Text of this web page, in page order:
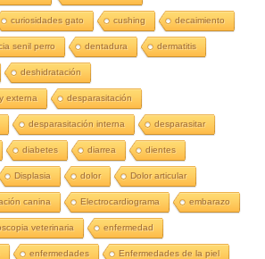
curiosidades gato cushing decaimiento
senil perro dentadura dermatitis
deshidratación
externa desparasitación
desparasitación interna desparasitar
diabetes diarrea dientes
Displasia dolor Dolor articular
canina Electrocardiograma embarazo
veterinaria enfermedad
enfermedades Enfermedades de la piel